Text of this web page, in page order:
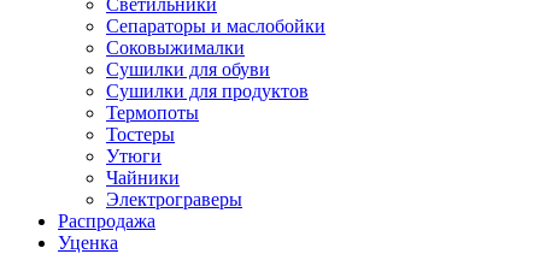
Сепараторы и маслобойки
Соковыжималки
Сушилки для обуви
Сушилки для продуктов
Термопоты
Тостеры
Утюги
Чайники
Электрограверы
Распродажа
Уценка